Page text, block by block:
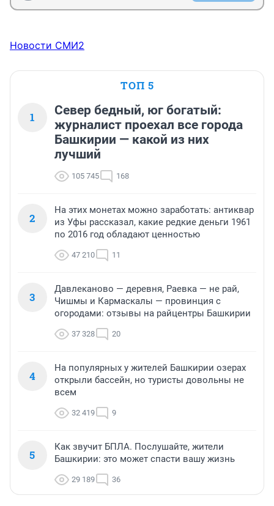
Новости СМИ2
ТОП 5
1
Север бедный, юг богатый:
журналист проехал все города
Башкирии — какой из них
лучший
105 745 168
2
На этих монетах можно заработать: антиквар
из Уфы рассказал, какие редкие деньги 1961
по 2016 год обладают ценностью
47 210 11
3
Давлеканово — деревня, Раевка — не рай,
Чишмы и Кармаскалы — провинция с
огородами: отзывы на райцентры Башкирии
37 328 20
4
На популярных у жителей Башкирии озерах
открыли бассейн, но туристы довольны не
всем
32 419 9
5
Как звучит БПЛА. Послушайте, жители
Башкирии: это может спасти вашу жизнь
29 189 36